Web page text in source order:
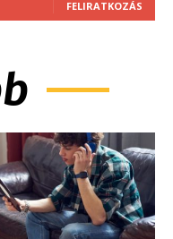
FELIRATKOZÁS